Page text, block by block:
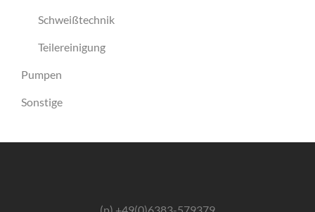
Schweißtechnik
Teilereinigung
Pumpen
Sonstige